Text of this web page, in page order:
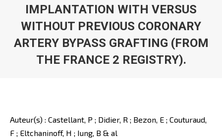
IMPLANTATION WITH VERSUS
WITHOUT PREVIOUS CORONARY
ARTERY BYPASS GRAFTING (FROM
THE FRANCE 2 REGISTRY).
Auteur(s) : Castellant, P ; Didier, R ; Bezon, E ; Couturaud,
F ; Eltchaninoff, H ; Iung, B & al